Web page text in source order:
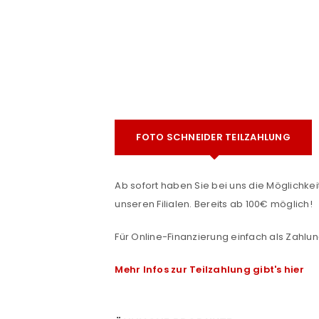
ANMELDEN
Passwort*
FOTO SCHNEIDER TEILZAHLUNG
Ab sofort haben Sie bei uns die
unseren Filialen. Bereits ab 100€ möglich!
Für Online-Finanzierung einfach als
Mehr Infos zur Teilzahlung gibt's hier